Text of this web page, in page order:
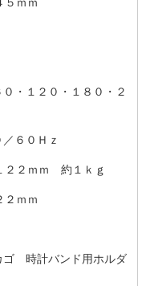
・１２０・１８０・２
６０Ｈｚ
２２ｍｍ 約１ｋｇ
２ｍｍ
時計バンド用ホルダ